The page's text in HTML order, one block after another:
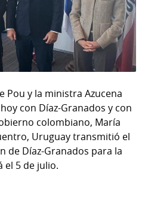
Pou y la ministra Azucena
con Díaz-Granados y con
colombiano, María
Uruguay transmitió el
de Díaz-Granados para la
el 5 de julio.